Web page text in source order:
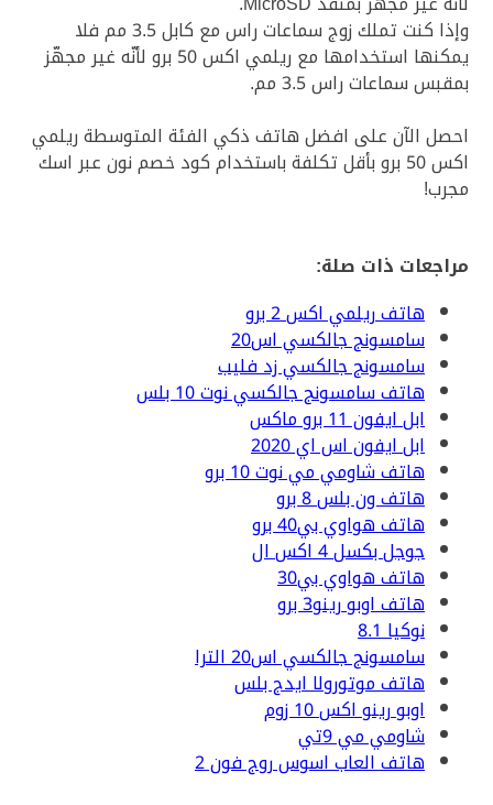
وإذا كنت تملك زوج سماعات راس مع كابل 3.5 مم فلا
يمكنها استخدامها مع ريلمي اكس 50 برو لأنّه غير مجهّز
بمقبس سماعات راس 3.5 مم.
احصل الآن على افضل هاتف ذكي الفئة المتوسطة ريلمي
اكس 50 برو بأقل تكلفة باستخدام كود خصم نون عبر اسك
مجرب!
مراجعات ذات صلة:
هاتف ريلمي اكس 2 برو
سامسونج جالكسي اس20
سامسونج جالكسي زد فليب
هاتف سامسونج جالكسي نوت 10 بلس
ابل ايفون 11 برو ماكس
ابل ايفون اس اي 2020
هاتف شاومي مي نوت 10 برو
هاتف ون بلس 8 برو
هاتف هواوي بي40 برو
جوجل بكسل 4 اكس ال
هاتف هواوي بي30
هاتف اوبو رينو3 برو
نوكيا 8.1
سامسونج جالكسي اس20 الترا
هاتف موتورولا ايدج بلس
اوبو رينو اكس 10 زوم
شاومي مي 9تي
هاتف العاب اسوس روج فون 2